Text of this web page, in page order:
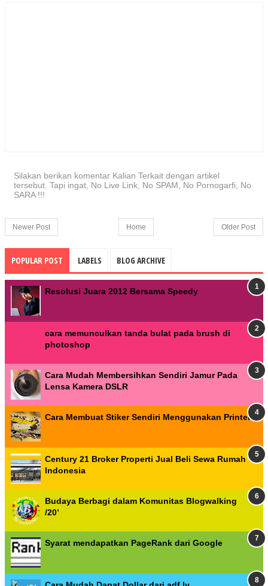
Silakan berikan komentar Kalian Terkait dengan artikel
tersebut. Tapi ingat, No Live Link, No SPAM, No Pornogarfi, No
SARA !!!
Newer Post Older Post
Home
POPULAR POST LABELS BLOG ARCHIVE
Resolusi Juara 2012 Bersama Speedy
cara memunculkan tanda bulat pada brush di
photoshop
Cara Mudah Membersihkan Sendiri Jamur Pada
Lensa Kamera DSLR
Cara Membuat Stiker Sendiri Menggunakan Printer
Century 21 Broker Properti Jual Beli Sewa Rumah
Indonesia
Budaya Berbagi dalam Komunitas Blogwalking
/20’
Syarat mendapatkan PageRank dari Google